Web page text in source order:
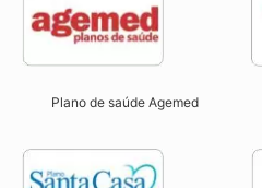
Plano de saúde Agemed